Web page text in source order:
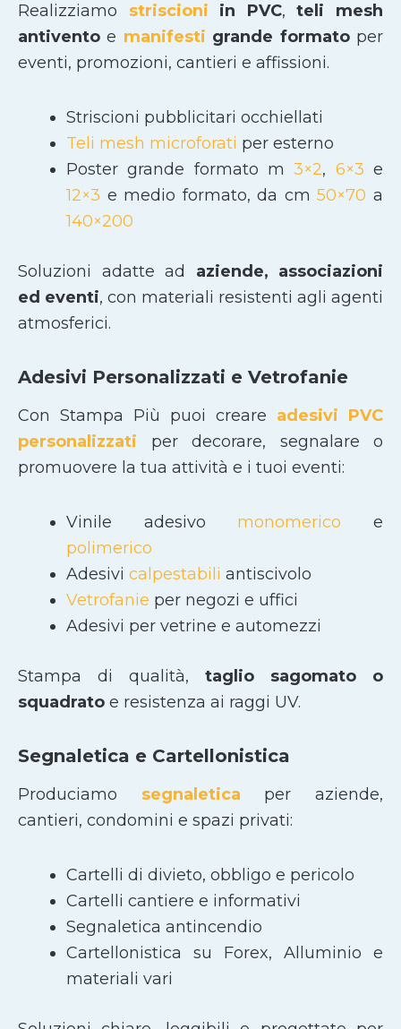
Realizziamo striscioni in PVC,teli mesh
antivento e manifesti grande formatoper
eventi, promozioni, cantieri e affissioni.
Striscioni pubblicitari occhiellati
Teli mesh microforati per esterno
Poster grande formato m3×2, 6×3 e
12×3 e medio formato, da cm50×70 a
140×200
Soluzioni adatte ad aziende, associazioni
ed eventi, con materiali resistenti agli agenti
atmosferici.
Adesivi Personalizzati e Vetrofanie
Con Stampa Più puoi creare adesivi PVC
personalizzati per decorare, segnalare o
promuovere la tua attività e i tuoi eventi:
Vinile adesivo monomerico e
polimerico
Adesivi calpestabili antiscivolo
Vetrofanie per negozi e uffici
Adesivi per vetrine e automezzi
Stampa di qualità, taglio sagomato
o
squadrato e resistenza ai raggi UV.
Segnaletica e Cartellonistica
Produciamo segnaletica per aziende,
cantieri, condomini e spazi privati:
Cartelli di divieto, obbligo e pericolo
Cartelli cantiere e informativi
Segnaletica antincendio
Cartellonistica su Forex, Alluminio e
materiali vari